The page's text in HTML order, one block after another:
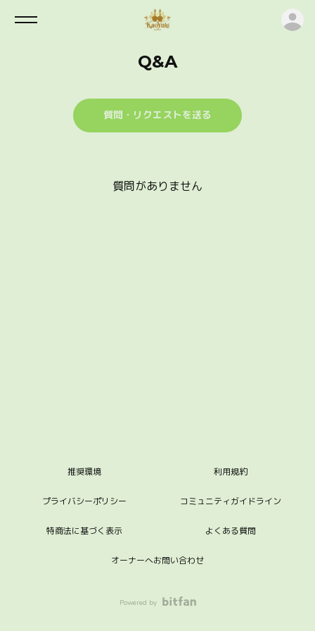
Q&A
質問・リクエストを送る
質問がありません
推奨環境 利用規約
プライバシーポリシー コミュニティガイドライン
特商法に基づく表示 よくある質問
オーナーへお問い合わせ
Powered by